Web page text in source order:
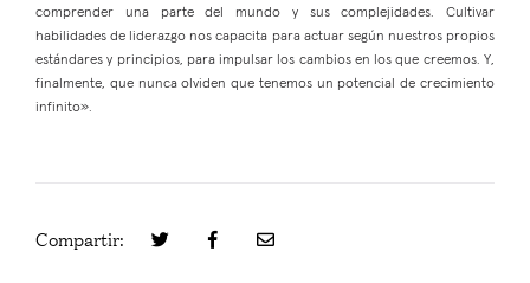
comprender una parte del mundo y sus complejidades. Cultivar
habilidades de liderazgo nos capacita para actuar según nuestros propios
estándares y principios, para impulsar los cambios en los que creemos. Y,
finalmente, que nunca olviden que tenemos un potencial de crecimiento
infinito».
Compartir: